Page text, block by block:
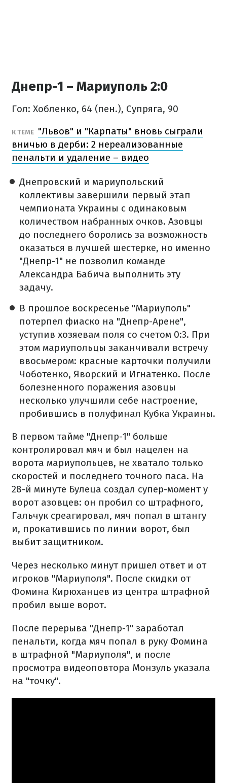
Днепр-1 – Мариуполь 2:0
Гол: Хобленко, 64 (пен.), Супряга, 90
К ТЕМЕ "Львов" и "Карпаты" вновь сыграли
вничью в дерби: 2 нереализованные
пенальти и удаление – видео
Днепровский и мариупольский
коллективы завершили первый этап
чемпионата Украины с одинаковым
количеством набранных очков. Азовцы
до последнего боролись за возможность
оказаться в лучшей шестерке, но именно
"Днепр-1" не позволил команде
Александра Бабича выполнить эту
задачу.
В прошлое воскресенье "Мариуполь"
потерпел фиаско на "Днепр-Арене",
уступив хозяевам поля со счетом 0:3. При
этом мариупольцы заканчивали встречу
ввосьмером: красные карточки получили
Чоботенко, Яворский и Игнатенко. После
болезненного поражения азовцы
несколько улучшили себе настроение,
пробившись в полуфинал Кубка Украины.
В первом тайме "Днепр-1" больше
контролировал мяч и был нацелен на
ворота мариупольцев, не хватало только
скоростей и последнего точного паса. На
28-й минуте Булеца создал супер-момент у
ворот азовцев: он пробил со штрафного,
Гальчук среагировал, мяч попал в штангу
и, прокатившись по линии ворот, был
выбит защитником.
Через несколько минут пришел ответ и от
игроков "Мариуполя". После скидки от
Фомина Кирюханцев из центра штрафной
пробил выше ворот.
После перерыва "Днепр-1" заработал
пенальти, когда мяч попал в руку Фомина
в штрафной "Мариуполя", и после
просмотра видеоповтора Монзуль указала
на "точку".